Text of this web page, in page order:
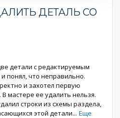
ДЕТАЛЬ СО
детали с редактируемым
понял, что неправильно.
и захотел первую
мастере ее удалить нельзя.
строки из схемы раздела,
этой детали... Еще